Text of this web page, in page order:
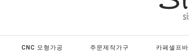
CNC 모형가공 주문제작가구 카페셀프바